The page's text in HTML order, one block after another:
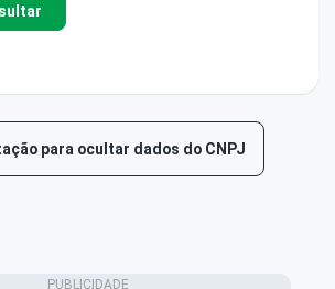
para ocultar dados do CNPJ